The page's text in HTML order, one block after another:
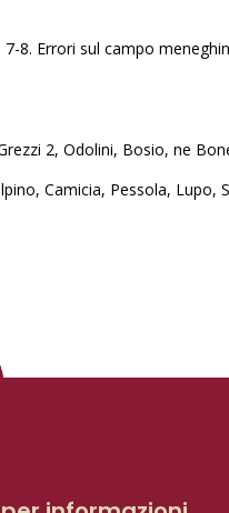
8. Errori sul campo
2, Odolini, Bosio, ne
Camicia, Pessola, Lupo,